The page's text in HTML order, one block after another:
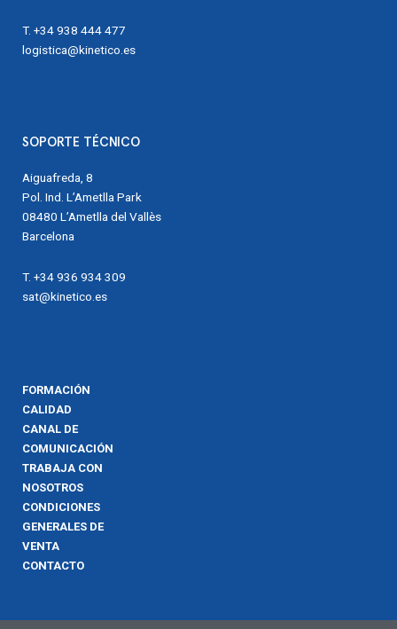
T. +34 938 444 477
logistica@kinetico.es
SOPORTE TÉCNICO
Aiguafreda, 8
Pol. Ind. L’Ametlla Park
08480 L’Ametlla del Vallès
Barcelona
T. +34 936 934 309
sat@kinetico.es
FORMACIÓN
CALIDAD
CANAL DE
COMUNICACIÓN
TRABAJA CON
NOSOTROS
CONDICIONES
GENERALES DE
VENTA
CONTACTO